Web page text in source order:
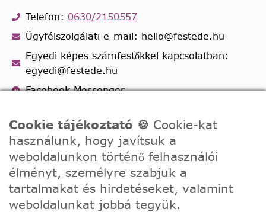
Telefon: 0630/2150557
Ügyfélszolgálati e-mail: hello@festede.hu
Egyedi képes számfestőkkel kapcsolatban:
egyedi@festede.hu
Facebook Messenger
Cookie tájékoztató 🍪 Cookie-kat
használunk, hogy javítsuk a
weboldalunkon történő felhasználói
élményt, személyre szabjuk a
tartalmakat és hirdetéseket, valamint
weboldalunkat jobbá tegyük.